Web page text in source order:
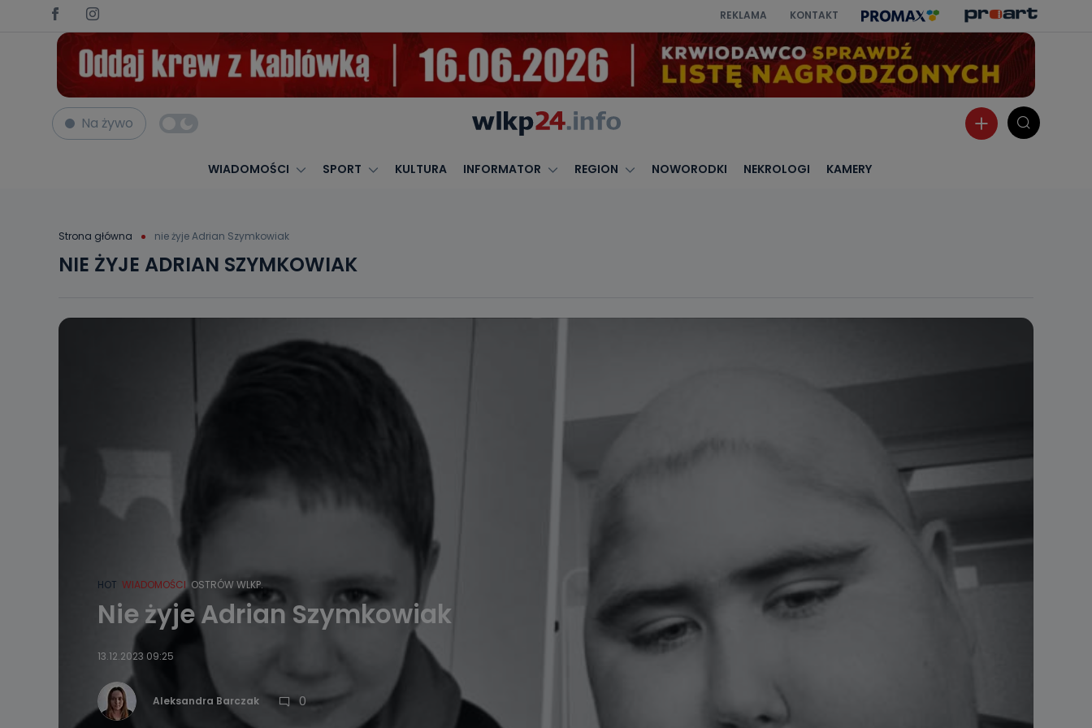
REKLAMA KONTAKT
Na żywo
WIADOMOŚCI SPORT KULTURA INFORMATOR REGION NOWORODKI NEKROLOGI KAMERY
Strona główna nie żyje Adrian Szymkowiak
NIE ŻYJE ADRIAN SZYMKOWIAK
HOT WIADOMOŚCI OSTRÓW WLKP.
Nie żyje Adrian Szymkowiak
13.12.2023 09:25
Aleksandra Barczak 0